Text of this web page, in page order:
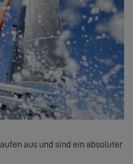
laufen aus und sind ein absoluter